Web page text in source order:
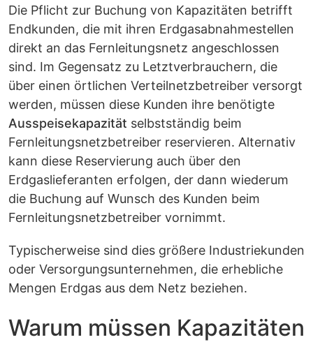
Die Pflicht zur Buchung von Kapazitäten betrifft
Endkunden, die mit ihren Erdgasabnahmestellen
direkt an das Fernleitungsnetz angeschlossen
sind. Im Gegensatz zu Letztverbrauchern, die
über einen örtlichen Verteilnetzbetreiber versorgt
werden, müssen diese Kunden ihre benötigte
Ausspeisekapazität selbstständig beim
Fernleitungsnetzbetreiber reservieren. Alternativ
kann diese Reservierung auch über den
Erdgaslieferanten erfolgen, der dann wiederum
die Buchung auf Wunsch des Kunden beim
Fernleitungsnetzbetreiber vornimmt.
Typischerweise sind dies größere Industriekunden
oder Versorgungsunternehmen, die erhebliche
Mengen Erdgas aus dem Netz beziehen.
Warum müssen Kapazitäten